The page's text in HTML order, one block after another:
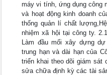
máy vi tính, ứng dụng công
và hoạt động kinh doanh
thống quản lí chất
nhiệm xã hội tại công ty.
Làm đầu mối xây dựng
trung hạn và dài hạn của
triển khai theo dõi giám sát
sửa chữa định kỳ các tài